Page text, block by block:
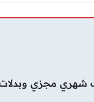
شهري مجزي